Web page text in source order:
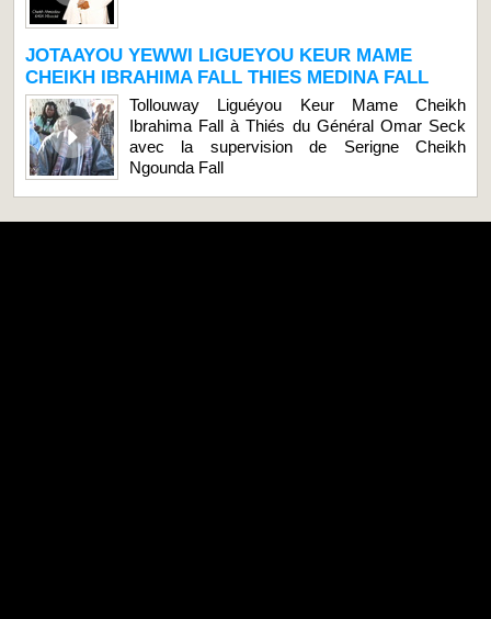
JOTAAYOU YEWWI LIGUEYOU KEUR MAME
CHEIKH IBRAHIMA FALL THIES MEDINA FALL
Tollouway Liguéyou Keur Mame Cheikh
Ibrahima Fall à Thiés du Général Omar Seck
avec la supervision de Serigne Cheikh
Ngounda Fall